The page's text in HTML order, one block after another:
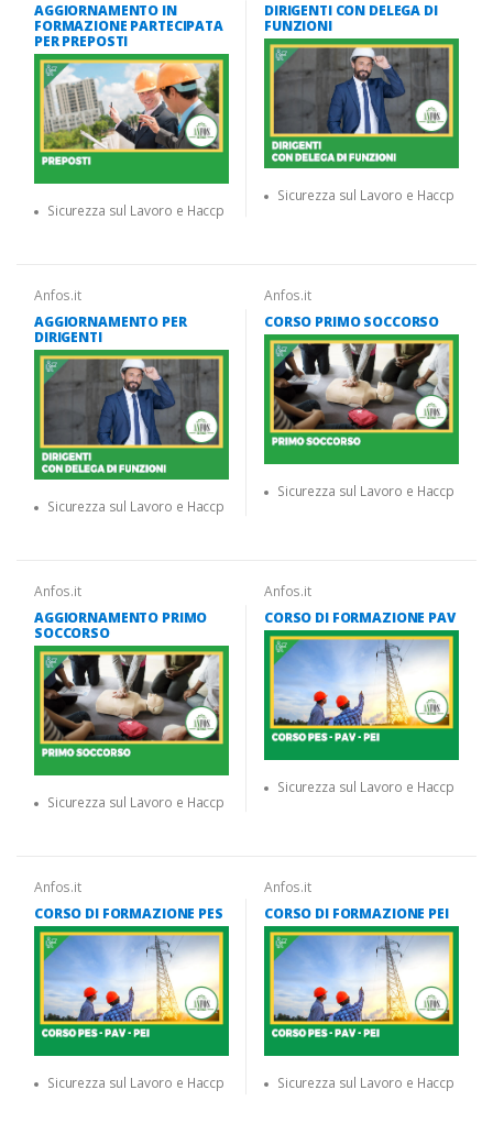
AGGIORNAMENTO IN
FORMAZIONE PARTECIPATA
PER PREPOSTI
Sicurezza sul Lavoro e Haccp
DIRIGENTI CON DELEGA DI
FUNZIONI
Sicurezza sul Lavoro e Haccp
Anfos.it
AGGIORNAMENTO PER
DIRIGENTI
Sicurezza sul Lavoro e Haccp
Anfos.it
CORSO PRIMO SOCCORSO
Sicurezza sul Lavoro e Haccp
Anfos.it
AGGIORNAMENTO PRIMO
SOCCORSO
Sicurezza sul Lavoro e Haccp
Anfos.it
CORSO DI FORMAZIONE PAV
Sicurezza sul Lavoro e Haccp
Anfos.it
CORSO DI FORMAZIONE PES
Sicurezza sul Lavoro e Haccp
Anfos.it
CORSO DI FORMAZIONE PEI
Sicurezza sul Lavoro e Haccp